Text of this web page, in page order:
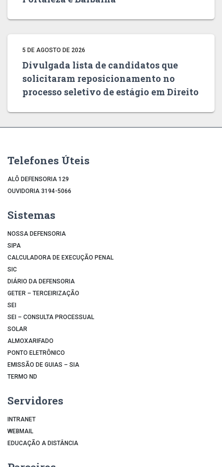
5 DE AGOSTO DE 2026
Divulgada lista de candidatos que
solicitaram reposicionamento no
processo seletivo de estágio em Direito
Telefones Úteis
ALÔ DEFENSORIA 129
OUVIDORIA 3194-5066
Sistemas
NOSSA DEFENSORIA
SIPA
CALCULADORA DE EXECUÇÃO PENAL
SIC
DIÁRIO DA DEFENSORIA
GETER – TERCEIRIZAÇÃO
SEI
SEI – CONSULTA PROCESSUAL
SOLAR
ALMOXARIFADO
PONTO ELETRÔNICO
EMISSÃO DE GUIAS – SIA
TERMO ND
Servidores
INTRANET
WEBMAIL
EDUCAÇÃO A DISTÂNCIA